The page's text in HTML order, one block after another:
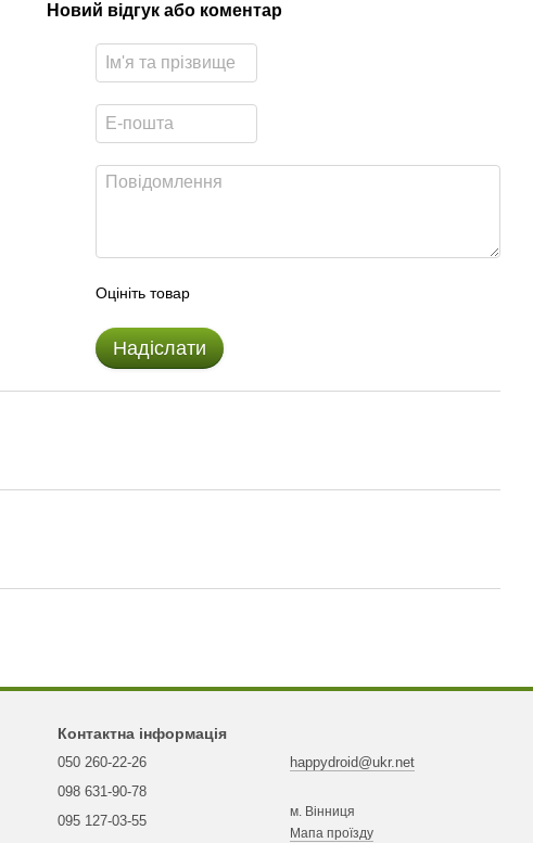
Новий відгук або коментар
Оцініть товар
Надіслати
Контактна інформація
050 260-22-26
098 631-90-78
095 127-03-55
happydroid@ukr.net
м. Вінниця
Мапа проїзду